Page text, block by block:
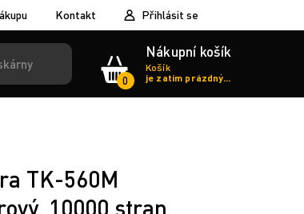
Kontakt Přihlásit se
0
Nákupní košík
Košík
je zatím prázdný...
TK-560M
10000 stran